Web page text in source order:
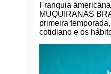
Franquia
MUQUIRANAS
primeira
cotidiano e os